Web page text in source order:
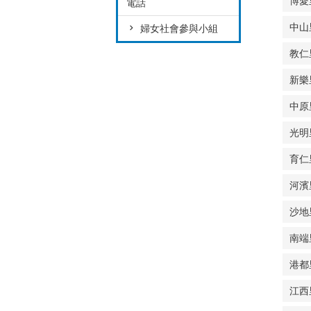
電話
婦女社會參與小組 中山
教仁
新樂
中原
光明
育仁
河濱
沙地
南端
港都
江西